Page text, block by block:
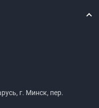
г. Минск, пер.